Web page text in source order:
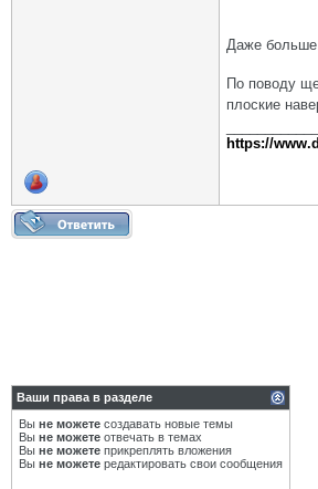
Даже
По поводу
плоские
https://
Ваши права в разделе
Вы не можете создавать новые темы
Вы не можете отвечать в темах
Вы не можете прикреплять вложения
Вы не можете редактировать свои сообщения